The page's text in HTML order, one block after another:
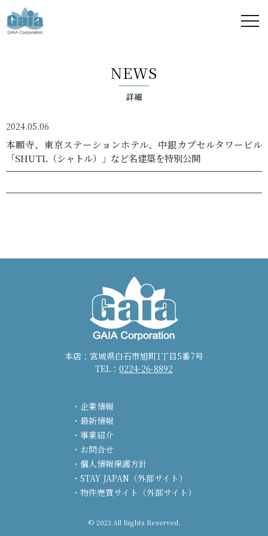
ア -
GAIA
Corporation
-
NEWS
詳細
2024.05.06
本願寺、東京ステーションホテル、中銀カプセルタワービル
「SHUTL（シャトル）」など名建築を特別公開
本店：宮城県白石市旭町1丁目5番7号
TEL： 0224-26-8892
企業情報
最新情報
事業紹介
お問合せ
個人情報保護方針
STAY JAPAN（外部サイト）
物件売買サイト（外部サイト）
© 2023 All Rights Reserved.